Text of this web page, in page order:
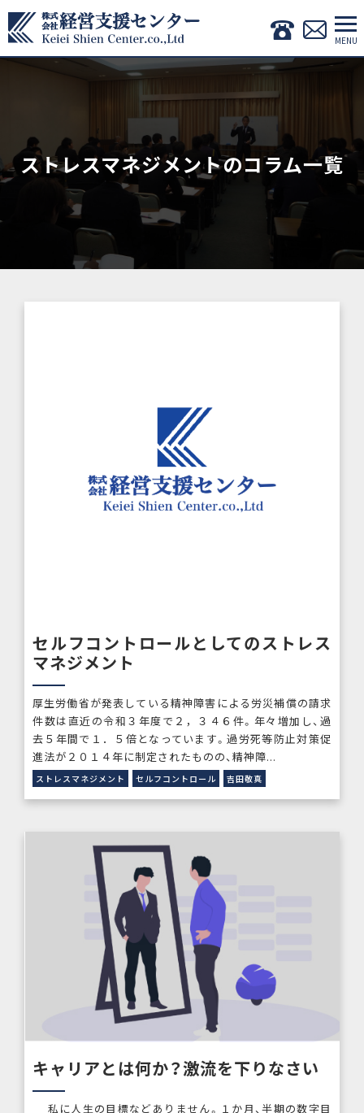
ストレスマネジメントのコラム一覧
セルフコントロールとしてのストレス
マネジメント
厚生労働省が発表している精神障害による労災補償の請求
件数は直近の令和３年度で２，３４６件。年々増加し、過
去５年間で１．５倍となっています。過労死等防止対策促
進法が２０１４年に制定されたものの、精神障...
ストレスマネジメント セルフコントロール 吉田敬真
キャリアとは何か？激流を下りなさい
私に人生の目標などありません。１か月、半期の数字目